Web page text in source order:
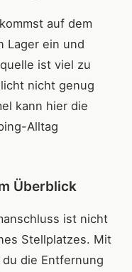
auf dem
Lager ein und
ist viel zu
nicht genug
kann hier die
Alltag
Überblick
ist nicht
Stellplatzes. Mit
die Entfernung